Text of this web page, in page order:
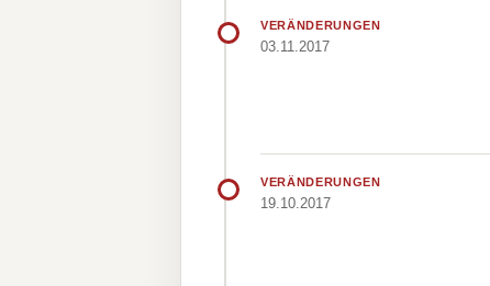
VERÄNDERUNGEN
03.11.2017
VERÄNDERUNGEN
19.10.2017